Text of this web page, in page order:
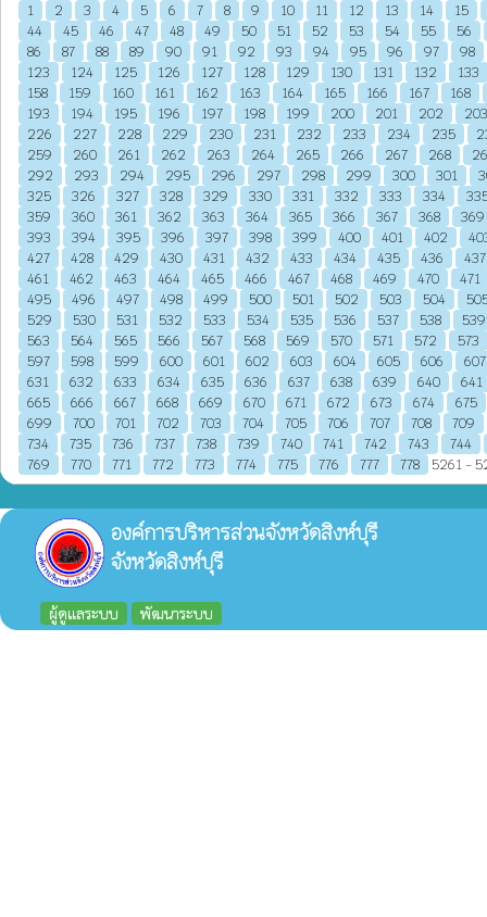
1 2 3 4 5 6 7 8 9 10 11 12 13 14
15
44
45 46 47 48 49 50 51 52 53 54 55
56
86
87 88 89 90 91 92 93 94 95 96 97
98
123
124 125 126 127 128 129 130 131 132
133
158
159 160 161 162 163 164 165 166 167
168
193
194 195 196 197 198 199 200 201 202
203
226
227 228 229 230 231 232 233 234 235
259
260 261 262 263 264 265 266 267 268
292
293 294 295 296 297 298 299 300 301
325
326 327 328 329 330 331 332 333 334
359
360 361 362 363 364 365 366 367 368
369
393
394 395 396 397 398 399 400 401 402
427
428 429 430 431 432 433 434 435 436
437
461
462 463 464 465 466 467 468 469 470
471
495
496 497 498 499 500 501 502 503 504
529
530 531 532 533 534 535 536 537 538
539
563
564 565 566 567 568 569 570 571 572
573
597
598 599 600 601 602 603 604 605 606
607
631
632 633 634 635 636 637 638 639 640
641
665
666 667 668 669 670 671 672 673 674
675
699
700 701 702 703 704 705 706 707 708
709
734
735 736 737 738 739 740 741 742 743
744
769
770 771 772 773 774 775 776 777 778 5261 -
องค์การบริหารส่วนจังหวัดสิงห์บุรี
จังหวัดสิงห์บุรี
ผู้ดูแลระบบ พัฒนาระบบ